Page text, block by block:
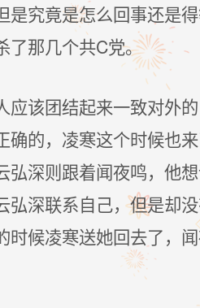
是究竟是怎么回事还是
了那几个共C党。
应该团结起来一致对外
的，凌寒这个时候也
弘深则跟着闻夜鸣，他
深联系自己，但是却
时候凌寒送她回去了，